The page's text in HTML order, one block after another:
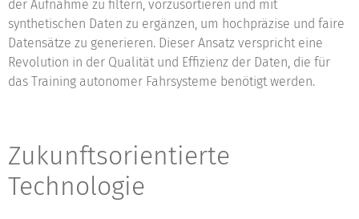
der Aufnahme zu filtern, vorzusortieren und mit
synthetischen Daten zu ergänzen, um hochpräzise und faire
Datensätze zu generieren. Dieser Ansatz verspricht eine
Revolution in der Qualität und Effizienz der Daten, die für
das Training autonomer Fahrsysteme benötigt werden.
Zukunftsorientierte
Technologie